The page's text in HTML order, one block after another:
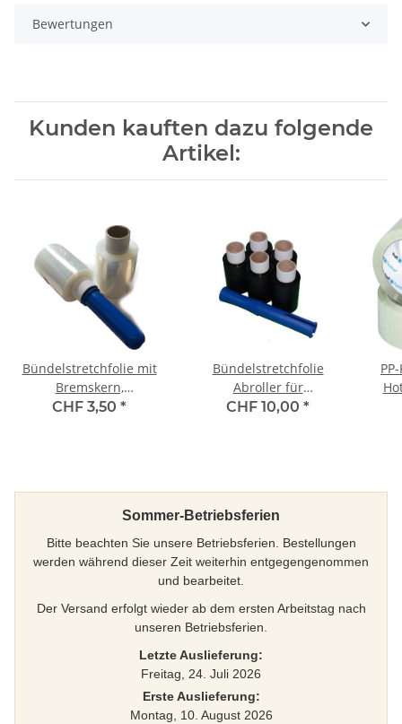
Bewertungen
Kunden kauften dazu folgende
Artikel:
Bündelstretchfolie mit
Bremskern,
100mm(140mm) x 150m,
CHF 3,50 *
Bündelstretchfolie
Abroller für
Bündelstretchfolie mit
CHF 10,00 *
Sommer-Betriebsferien
Bitte beachten Sie unsere Betriebsferien. Bestellungen
werden während dieser Zeit weiterhin entgegengenommen
und bearbeitet.
Der Versand erfolgt wieder ab dem ersten Arbeitstag nach
unseren Betriebsferien.
Letzte Auslieferung:
Freitag, 24. Juli 2026
Erste Auslieferung:
Montag, 10. August 2026